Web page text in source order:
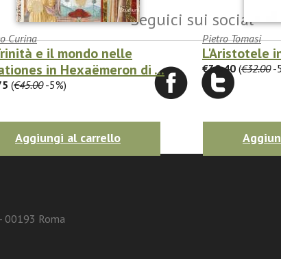
Curina
e il mondo nelle
in Hexaëmeron di ...
(€45.00-5%)
Aggiungi al carrello
Pietro Tomasi
L'Aristotele
€30.40 (€32.00-
Seguici sui social
00193 Roma